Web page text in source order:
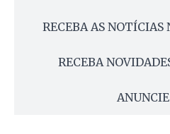
RECEBA AS NOTÍCIAS
RECEBA